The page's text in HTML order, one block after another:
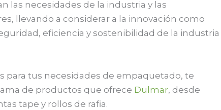
las necesidades de la industria y las
llevando a considerar a la innovación como
eficiencia y sostenibilidad de la industria
para tus necesidades de empaquetado, te
de productos que ofrece Dulmar, desde
tape y rollos de rafia.